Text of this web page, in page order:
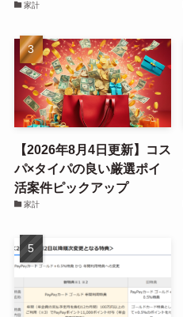
家計
【2026年8月4日更新】コス
パ×タイパの良い厳選ポイ
活案件ピックアップ
家計